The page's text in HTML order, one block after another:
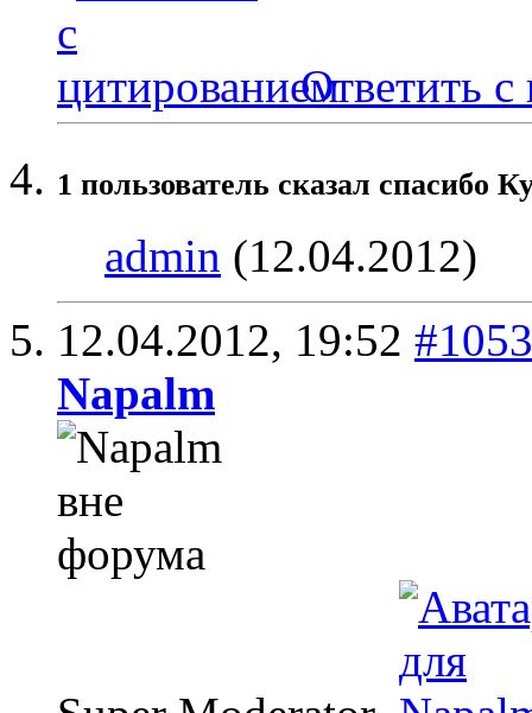
Ответить с
1 пользователь сказал cпасибо
admin (12.04.2012)
12.04.2012, 19:52 #1053
Napalm